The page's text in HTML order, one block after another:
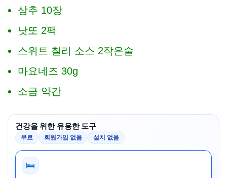
상추 10장
낫또 2팩
스위트 칠리 소스 2작은술
마요네즈 30g
소금 약간
건강을 위한 유용한 도구
무료 회원가입 없음 설치 없음
🛌